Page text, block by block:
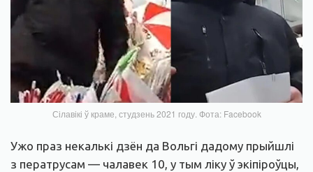
Сілавікі ў краме, студзень 2021 году. Фота: Facebook
Ужо праз некалькі дзён да Вольгі дадому прыйшлі
з ператрусам — чалавек 10, у тым ліку ў экіпіроўцы,